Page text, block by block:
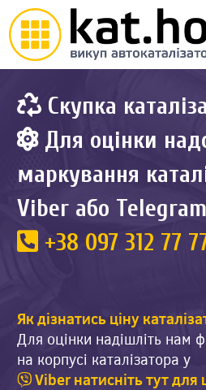
Скупка
Для оцінки
маркування
Viber або
+38 097 312 77
Як дізнатись ціну
Для оцінки надішліть нам
на корпусі каталізатора у
Viber натисніть тут